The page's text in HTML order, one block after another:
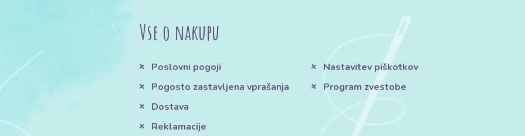
Vse o nakupu
Poslovni pogoji
Pogosto zastavljena vprašanja
Dostava
Reklamacije
Nastavitev piškotkov
Program zvestobe